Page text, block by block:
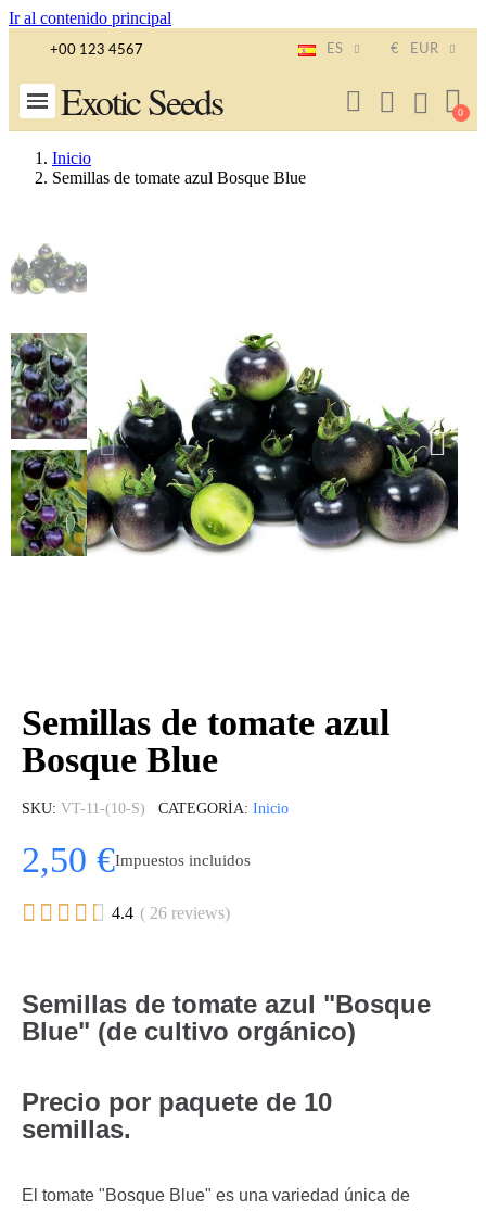
Ir al contenido principal
+00 123 4567 ES € EUR
Exotic Seeds
Inicio
Semillas de tomate azul Bosque Blue
Semillas de tomate azul
Bosque Blue
SKU VT-11-(10-S) CATEGORÍA Inicio
2,50 €Impuestos incluidos
     4.4 ( 26 reviews)
Semillas de tomate azul "Bosque
Blue" (de cultivo orgánico)
Precio por paquete de 10
semillas.
El tomate "Bosque Blue" es una variedad única de